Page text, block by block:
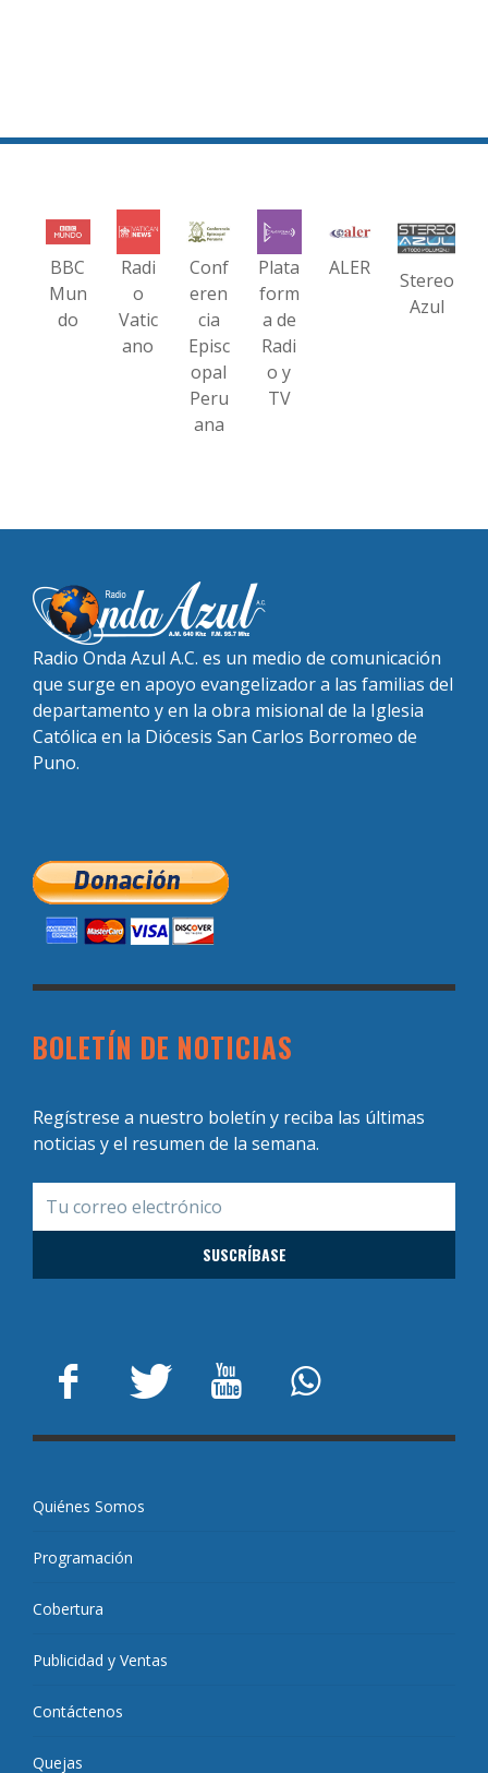
BBC
Mun
do
Radi
o
Vatic
ano
Conf
eren
cia
Episc
opal
Peru
ana
Plata
form
a de
Radi
o y
TV
ALER
Stereo
Azul
Radio Onda Azul A.C. es un medio de comunicación
que surge en apoyo evangelizador a las familias del
departamento y en la obra misional de la Iglesia
Católica en la Diócesis San Carlos Borromeo de
Puno.
BOLETÍN DE NOTICIAS
Regístrese a nuestro boletín y reciba las últimas
noticias y el resumen de la semana.
Quiénes Somos
Programación
Cobertura
Publicidad y Ventas
Contáctenos
Quejas